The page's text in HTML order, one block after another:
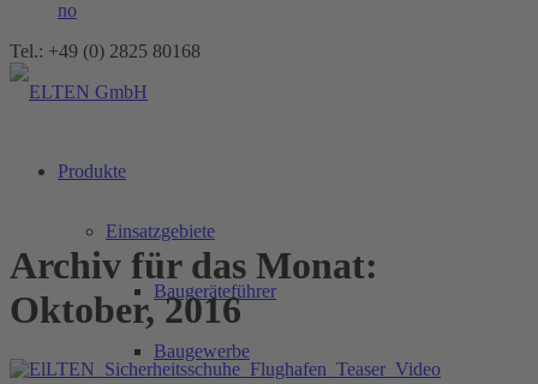
no
Tel.: +49 (0) 2825 80168
Produkte
Einsatzgebiete
Baugeräteführer
Baugewerbe
Archiv für das Monat:
Oktober, 2016